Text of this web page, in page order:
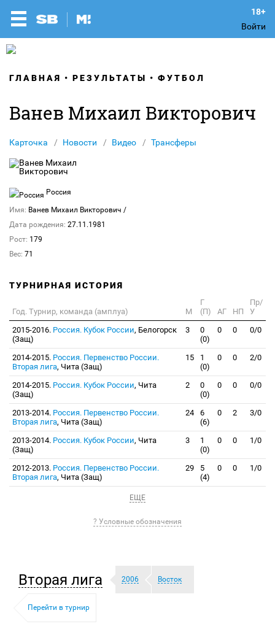
Войти
ГЛАВНАЯ РЕЗУЛЬТАТЫ ФУТБОЛ
Ванев Михаил Викторович
Карточка Новости Видео Трансферы
Россия
Имя: Ванев Михаил Викторович /
Дата рождения: 27.11.1981
Рост: 179
Вес: 71
ТУРНИРНАЯ ИСТОРИЯ
Год. Турнир, команда (амплуа) М
Г
(П)
АГ НП
Пр/
У
2015-2016. Россия. Кубок России, Белогорск
(Защ)
3
0
(0)
0 0 0/0
2014-2015. Россия. Первенство России.
Вторая лига, Чита (Защ)
15
1
(0)
0 0 2/0
2014-2015. Россия. Кубок России, Чита
(Защ)
2
0
(0)
0 0 0/0
2013-2014. Россия. Первенство России.
Вторая лига, Чита (Защ)
24
6
(6)
0 2 3/0
2013-2014. Россия. Кубок России, Чита
(Защ)
3
1
(0)
0 0 1/0
2012-2013. Россия. Первенство России.
Вторая лига, Чита (Защ)
29
5
(4)
0 0 1/0
ЕЩЕ
? Условные обозначения
Вторая лига 2006 Восток
Перейти в турнир